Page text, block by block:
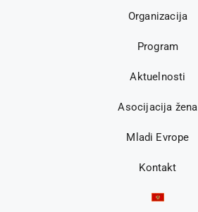
Organizacija
Program
Aktuelnosti
Asocijacija žena
Mladi Evrope
Kontakt